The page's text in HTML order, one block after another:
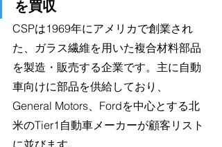
を買収
CSPは1969年にアメリカで創業され
た、ガラス繊維を用いた複合材料部品
を製造・販売する企業です。主に自動
車向けに部品を供給しており、
General Motors、Fordを中心とする北
米のTier1自動車メーカーが顧客リスト